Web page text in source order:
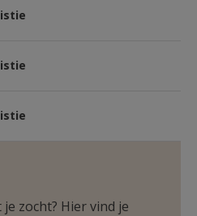
zocht? Hier vind je